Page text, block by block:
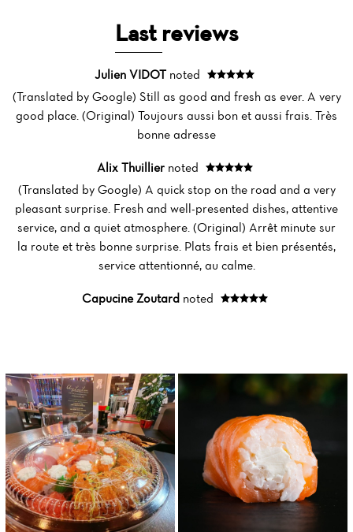
Last reviews
Julien VIDOT noted
(Translated by Google) Still as good and fresh as ever. A very
good place. (Original) Toujours aussi bon et aussi frais. Très
bonne adresse
Alix Thuilliernoted
(Translated by Google) A quick stop on the road and a very
pleasant surprise. Fresh and well-presented dishes, attentive
service, and a quiet atmosphere. (Original) Arrêt minute sur
la route et très bonne surprise. Plats frais et bien présentés,
service attentionné, au calme.
Capucine Zoutardnoted
Reviews